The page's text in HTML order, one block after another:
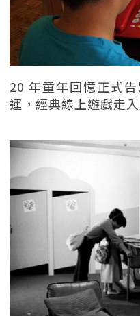
20 年童年回憶正式
運，經典線上遊戲走